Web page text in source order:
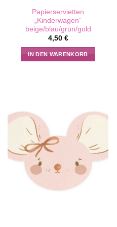
Papierservietten
„Kinderwagen“
beige/blau/grün/gold
4,50 €
IN DEN WARENKORB